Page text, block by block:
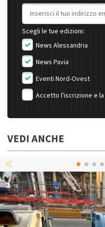
Indirizzo email
Scegli le tue edizioni:
News Alessandria
News Pavia
Eventi Nord-Ovest
Accetto l'iscrizione e la
VEDI ANCHE